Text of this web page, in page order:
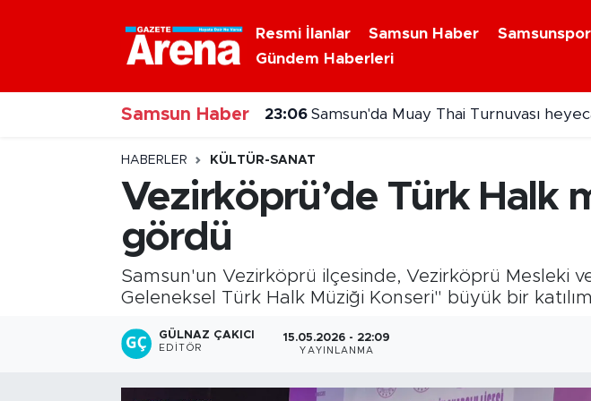
Resmi İlanlar Samsun Haber Samsunspor
Gündem Haberleri
Samsun Haber 23:00 ABD'den kripto para ağına yaptırım
HABERLER KÜLTÜR-SANAT
Vezirköprü’de Türk Halk
gördü
Samsun'un Vezirköprü ilçesinde, Vezirköprü Mesleki
Geleneksel Türk Halk Müziği Konseri" büyük bir
GÜLNAZ ÇAKICI
EDITÖR
15.05.2026 - 22:09
YAYINLANMA
Nöbetçi Eczaneler
Hava Durumu
Samsun Namaz Vakitleri
Trafik Durumu
Süper Lig Puan Durumu ve Fikstür
Tüm Manşetler
Son Dakika Haberleri
Haber Arşivi